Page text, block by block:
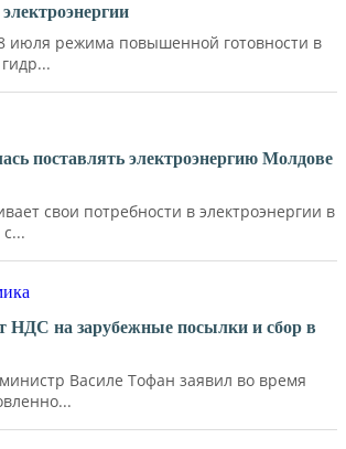
июля режима повышенной готовности в
поставлять электроэнергию Молдове
свои потребности в электроэнергии в
НДС на зарубежные посылки и сбор в
Василе Тофан заявил во время